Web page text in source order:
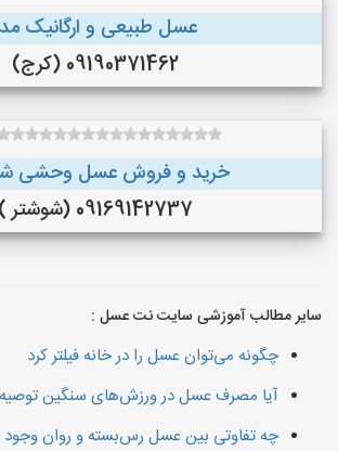
عسل طبیعی و ارگانیک
09190371462 (کرج)
خرید و فروش عسل وحشی
09169142737 (شوشتر )
سایر مطالب آموزشی سایت نت عسل :
چگونه می‌توان عسل را در خانه فیلتر کرد
آیا مصرف عسل در ورزش‌های سنگین
چه تفاوتی بین عسل رس‌بسته و روان وجود